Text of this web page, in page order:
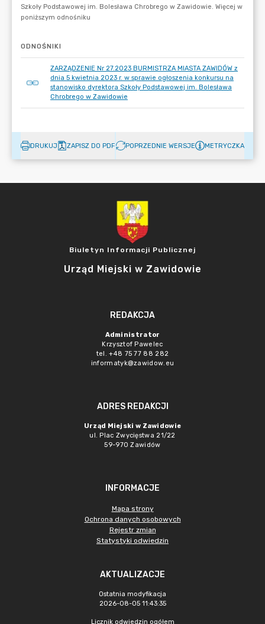
ODNOŚNIKI
ZARZĄDZENIE Nr 27.2023 BURMISTRZA MIASTA ZAWIDÓW z
dnia 5 kwietnia 2023 r. w sprawie ogłoszenia konkursu na
stanowisko dyrektora Szkoły Podstawowej im. Bolesława
Chrobrego w Zawidowie
DRUKUJ ZAPISZ DO PDF POPRZEDNIE WERSJE METRYCZKA
Biuletyn Informacji Publicznej
Urząd Miejski w Zawidowie
REDAKCJA
Administrator
Krzysztof Pawelec
tel. +48 75 77 88 282
informatyk@zawidow.eu
ADRES REDAKCJI
Urząd Miejski w Zawidowie
ul. Plac Zwycięstwa 21/22
59-970 Zawidów
INFORMACJE
Mapa strony
Ochrona danych osobowych
Rejestr zmian
Statystyki odwiedzin
AKTUALIZACJE
Ostatnia modyfikacja
2026-08-05 11:43:35
Licznik odwiedzin ogółem